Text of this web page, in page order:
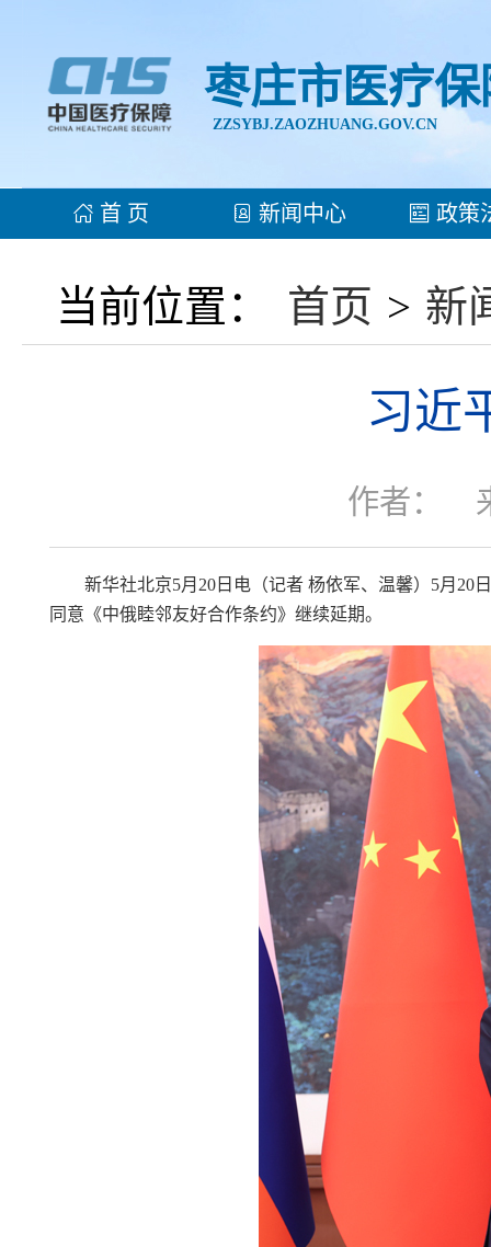
枣庄市医疗
ZZSYBJ.ZAOZHUANG.GOV.CN
首 页 新闻中心 政策
当前位置： 首页 > 新
习近
作者：
新华社北京5月20日电（记者 杨依军、温馨）5月
同意《中俄睦邻友好合作条约》继续延期。